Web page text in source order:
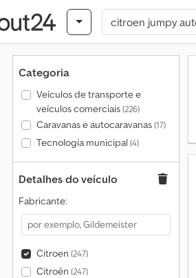
Categoria
Veículos de transporte e
veículos comerciais(226)
Caravanas e autocaravanas(17)
Tecnologia municipal (4)
Detalhes do veículo
Fabricante:
Citroen (247)
Citroën (247)